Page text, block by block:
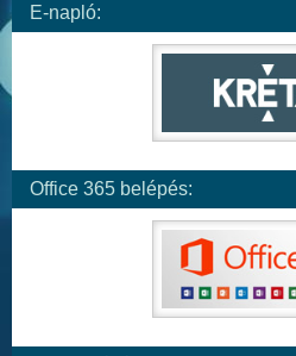
E-napló:
Office 365 belépés: